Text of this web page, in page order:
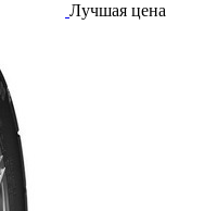
Лучшая цена